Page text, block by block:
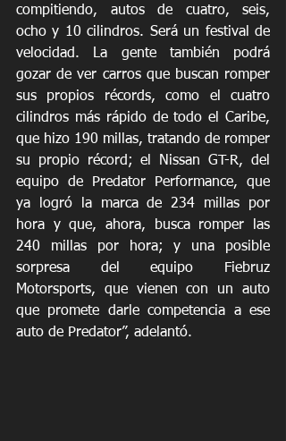
compitiendo, autos de cuatro, seis,
ocho y 10 cilindros. Será un festival de
velocidad. La gente también podrá
gozar de ver carros que buscan romper
sus propios récords, como el cuatro
cilindros más rápido de todo el Caribe,
que hizo 190 millas, tratando de romper
su propio récord; el Nissan GT-R, del
equipo de Predator Performance, que
ya logró la marca de 234 millas por
hora y que, ahora, busca romper las
240 millas por hora; y una posible
sorpresa del equipo Fiebruz
Motorsports, que vienen con un auto
que promete darle competencia a ese
auto de Predator”, adelantó.